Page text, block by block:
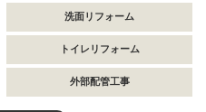
洗面リフォーム
トイレリフォーム
外部配管工事